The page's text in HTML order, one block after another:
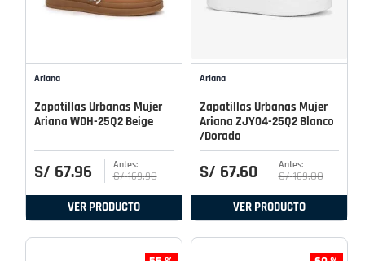
Ariana
Zapatillas Urbanas Mujer
Ariana WDH-25Q2 Beige
S/ 67.96 S/ 169.90
VER PRODUCTO
Ariana
Zapatillas Urbanas Mujer
Ariana ZJY04-25Q2 Blanco
/Dorado
S/ 67.60 S/ 169.00
VER PRODUCTO